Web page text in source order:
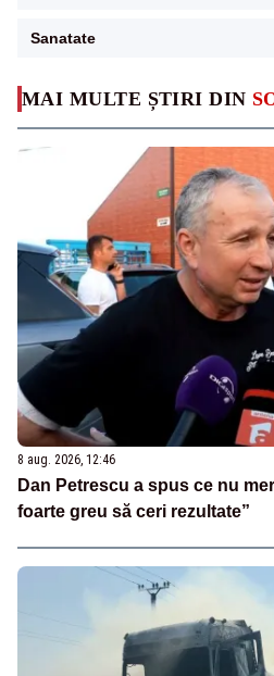
MAI MULTE ȘTIRI DIN
8 aug. 2026, 12:46
Dan Petrescu a spus ce nu
foarte greu să ceri rezultate”
Sanatate